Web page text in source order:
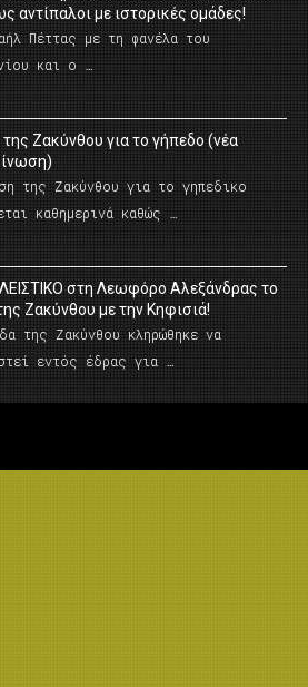
αντίπαλοι με ιστορικές ομάδες!
Πέττας με τη φανέλα του
και ο …
της Ζακύνθου για το γήπεδο (νέα
της Ζακύνθου για το γηπεδικο
καθημερινά καθώς …
στη Λεωφόρο Αλεξάνδρας το
Ζακύνθου με την Κηφισιά!
της Ζακύνθου κληρώθηκε να
εντός έδρας για …